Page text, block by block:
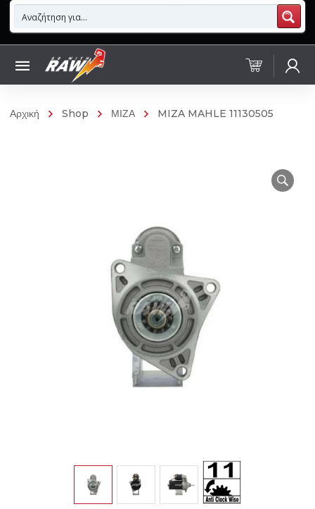
Αρχική Shop ΜΙΖΑ MIZA MAHLE 11130505